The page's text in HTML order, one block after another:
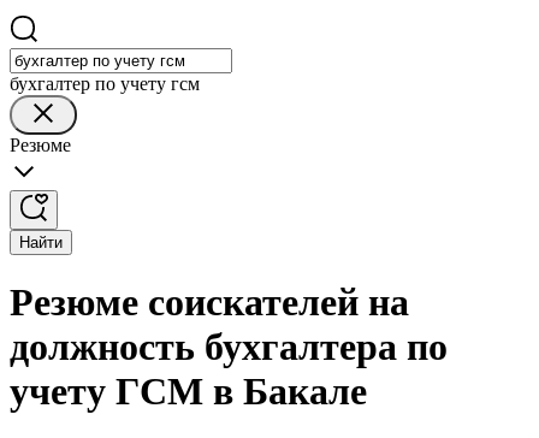
бухгалтер по учету гсм
Резюме
Найти
Резюме соискателей на
должность бухгалтера по
учету ГСМ в Бакале